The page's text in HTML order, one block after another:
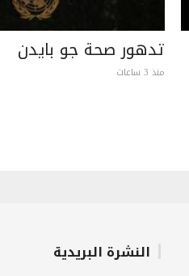
تدهور صحة جو بايدن
منذ 3 ساعات
النشرة البريدية